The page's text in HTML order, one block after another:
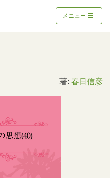
メニュー
著: 春日信彦